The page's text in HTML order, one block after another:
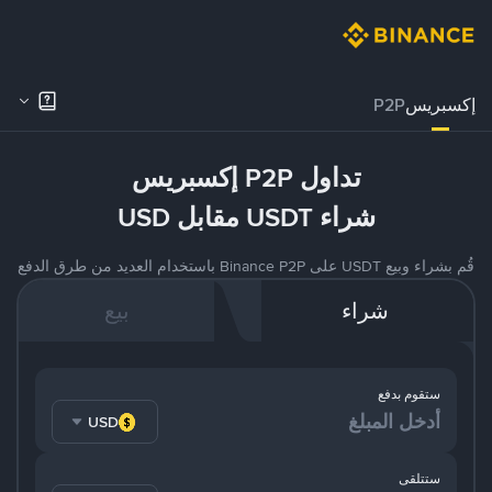
إكسبريسP2P
تداول P2P إكسبريس
شراء USDT مقابل USD
قُم بشراء وبيع USDT على Binance P2P باستخدام العديد من طرق الدفع
شراء بيع
ستقوم بدفع
USD
ستتلقى